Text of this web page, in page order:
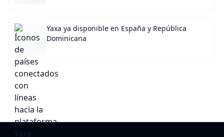
Yaxa ya disponible en España y República
Dominicana